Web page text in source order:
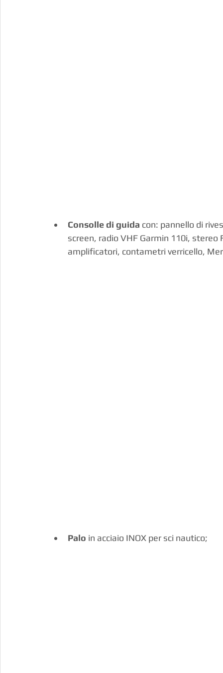
Consolle di guida con: pannello di
screen, radio VHF Garmin 110i, stereo
amplificatori, contametri verricello,
Palo in acciaio INOX per sci nautico;